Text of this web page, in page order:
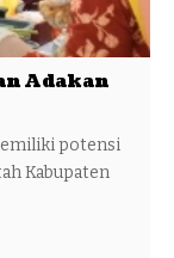
Adakan
potensi
Kabupaten